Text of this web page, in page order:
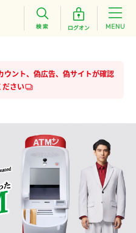
ウント、偽広告、偽サイトが確認
ださい